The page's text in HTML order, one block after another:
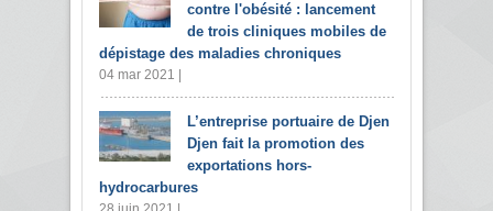
contre l'obésité : lancement
de trois cliniques mobiles de
dépistage des maladies chroniques
04 mar 2021 |
L’entreprise portuaire de Djen
Djen fait la promotion des
exportations hors-
hydrocarbures